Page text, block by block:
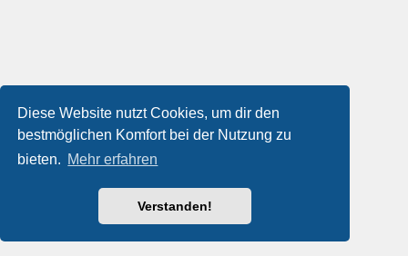
Diese Website nutzt Cookies, um dir den
bestmöglichen Komfort bei der Nutzung zu
bieten. Mehr erfahren
Verstanden!